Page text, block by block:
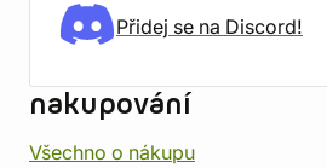
Přidej se na Discord!
nakupování
Všechno o nákupu